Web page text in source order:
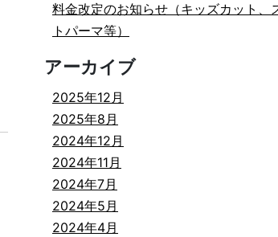
料金改定のお知らせ（キッズカット、
トパーマ等）
アーカイブ
2025年12月
2025年8月
2024年12月
2024年11月
2024年7月
2024年5月
2024年4月